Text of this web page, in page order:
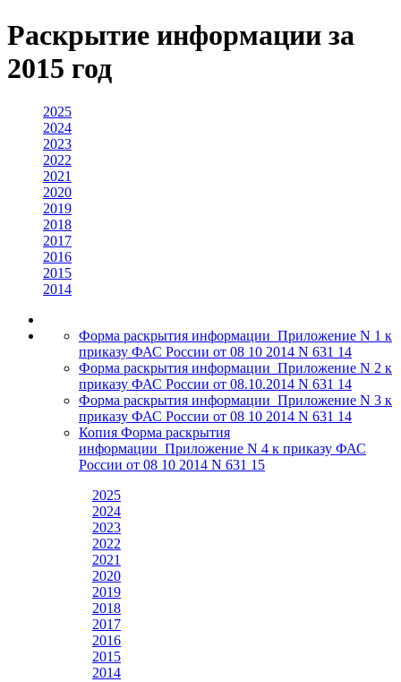
Раскрытие информации за
2015 год
2025
2024
2023
2022
2021
2020
2019
2018
2017
2016
2015
2014
Форма раскрытия информации_Приложение N 1 к
приказу ФАС России от 08 10 2014 N 631 14
Форма раскрытия информации_Приложение N 2 к
приказу ФАС России от 08.10.2014 N 631 14
Форма раскрытия информации_Приложение N 3 к
приказу ФАС России от 08 10 2014 N 631 14
Копия Форма раскрытия
информации_Приложение N 4 к приказу ФАС
России от 08 10 2014 N 631 15
2025
2024
2023
2022
2021
2020
2019
2018
2017
2016
2015
2014